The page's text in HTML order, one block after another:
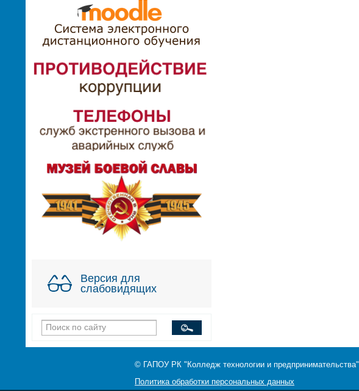
Версия для
слабовидящих
© ГАПОУ РК "Колледж технологии и предпринимательства"
Политика обработки персональных данных